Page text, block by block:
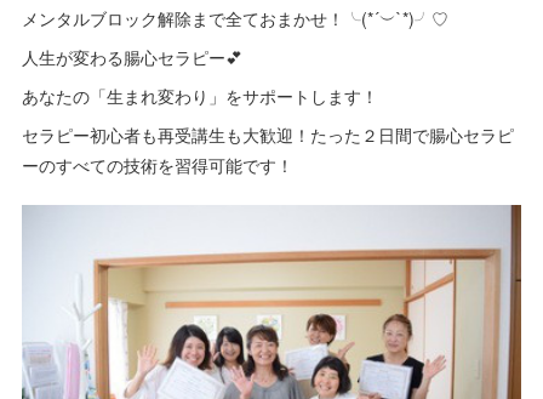
メンタルブロック解除まで全ておまかせ！╰(*´︶`*)╯♡
人生が変わる腸心セラピー💕
あなたの「生まれ変わり」をサポートします！
セラピー初心者も再受講生も大歓迎！たった２日間で腸心セラピ
ーのすべての技術を習得可能です！